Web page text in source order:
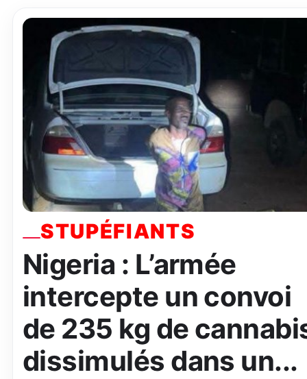
STUPÉFIANTS
Nigeria : L’armée
intercepte un convoi
de 235 kg de
dissimulés dans un...